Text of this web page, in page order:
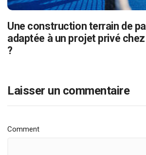
Une construction terrain de
adaptée à un projet privé
?
Laisser un commentaire
Comment